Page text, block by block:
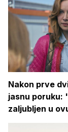
Nakon prve
jasnu poruku:
zaljubljen u